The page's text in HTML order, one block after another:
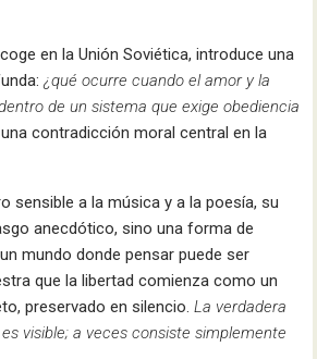
en la Unión Soviética, introduce una
¿qué ocurre cuando el amor y la
de un sistema que exige obediencia
contradicción moral central en la
sensible a la música y a la poesía, su
anecdótico, sino una forma de
mundo donde pensar puede ser
que la libertad comienza como un
preservado en silencio. La verdadera
visible; a veces consiste simplemente